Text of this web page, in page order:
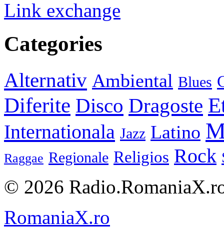
Link exchange
Categories
Alternativ Ambiental Blues
Diferite Disco Dragoste
Internationala Jazz Latino
Raggae Regionale Religios Rock
© 2026
RomaniaX.ro